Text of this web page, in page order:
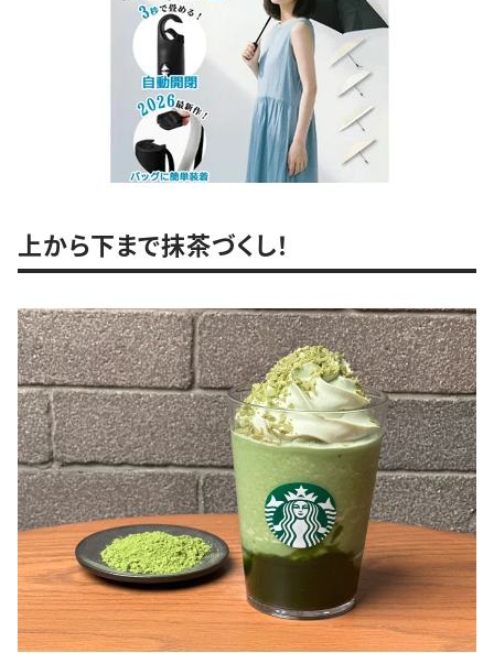
上から下まで抹茶づくし！